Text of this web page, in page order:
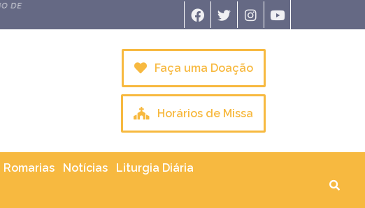
Faça uma Doação
Horários de Missa
Romarias Notícias Liturgia Diária